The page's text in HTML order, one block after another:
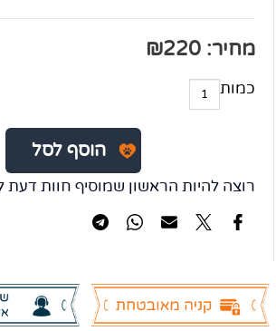
מחיר: ₪220
כמות
הוסף לסל
רוצה להיות הראשון שמוסיף חוות דעת